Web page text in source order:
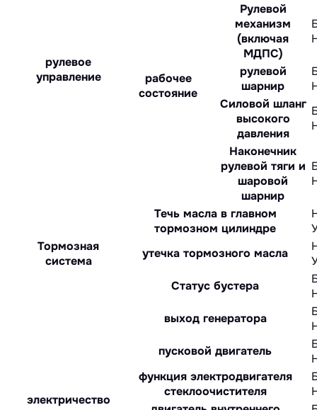
рулевое
управление
рабочее
состояние
Рулевой
механизм
(включая
МДПС)
рулевой
шарнир
Силовой шланг
высокого
давления
Наконечник
рулевой тяги и
шаровой
шарнир
Тормозная
система
Течь масла в главном
тормозном цилиндре
утечка тормозного масла
Статус бустера
электричество
выход генератора
пусковой двигатель
функция электродвигателя
стеклоочистителя